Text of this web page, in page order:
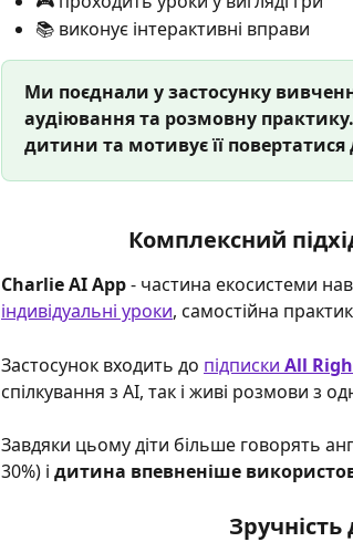
📚 виконує інтерактивні вправи
Ми поєднали у застосунку
аудіювання та розмовну
дитини та мотивує її повертатися
Комплексний
Charlie AI App - частина екосистеми
індивідуальні уроки, самостійна
Застосунок входить до підписки All
спілкування з AI, так і живі розмови з
Завдяки цьому діти більше говорять
30%) і дитина впевненіше
Зручність